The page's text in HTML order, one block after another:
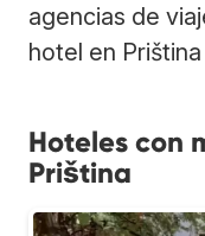
agencias de
hotel en
Hoteles con
Priština